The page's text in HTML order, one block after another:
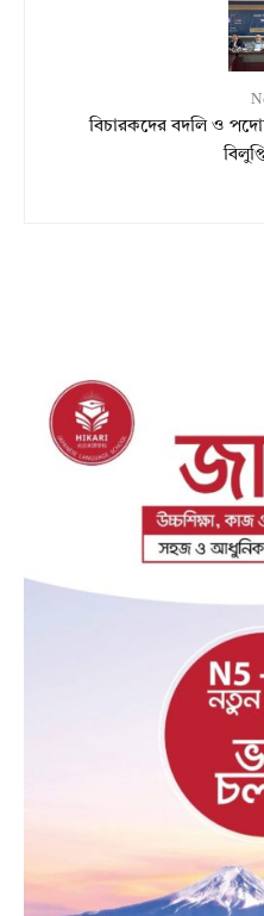
বিচারকদের বদলি ও